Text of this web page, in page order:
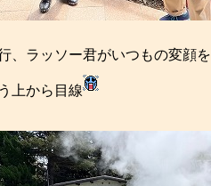
、ラッソー君がいつもの変顔
上から目線